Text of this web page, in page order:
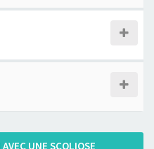
UNE SCOLIOSE